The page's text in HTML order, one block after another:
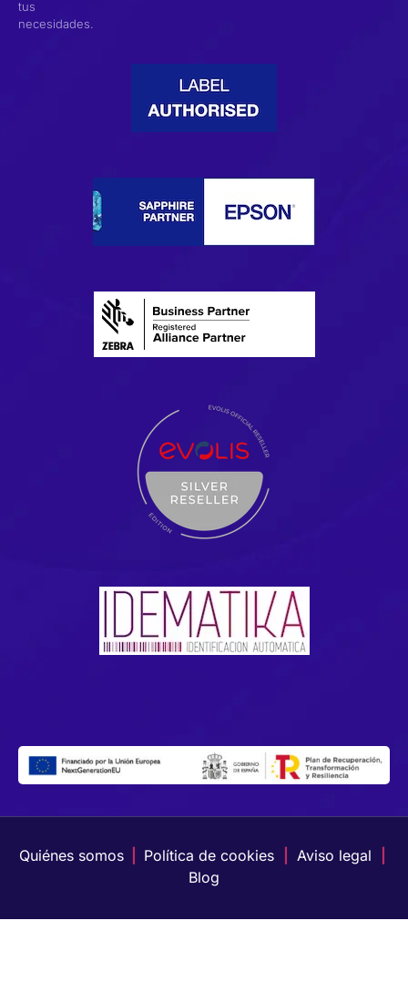
tus
necesidades.
Quiénes somos Política de cookies Aviso legal
Blog